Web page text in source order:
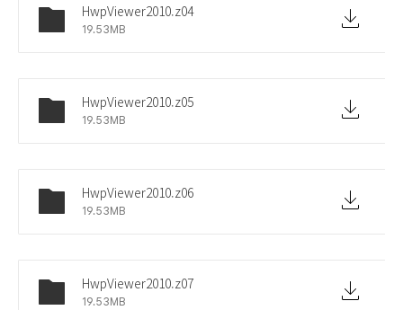
HwpViewer2010.z04
19.53MB
HwpViewer2010.z05
19.53MB
HwpViewer2010.z06
19.53MB
HwpViewer2010.z07
19.53MB